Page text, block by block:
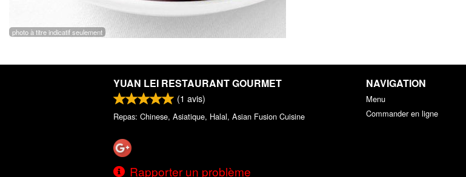
photo à titre indicatif seulement
YUAN LEI RESTAURANT GOURMET
(1 avis)
Repas: Chinese, Asiatique, Halal, Asian Fusion Cuisine
Rapporter un problème
NAVIGATION
Menu
Commander en ligne